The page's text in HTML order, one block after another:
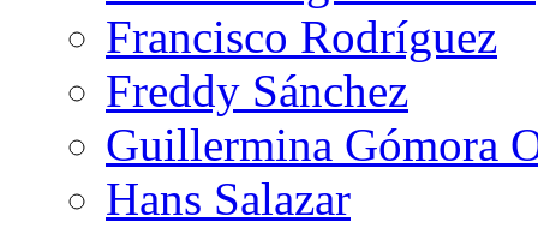
Francisco Rodríguez
Freddy Sánchez
Guillermina Gómora
Hans Salazar